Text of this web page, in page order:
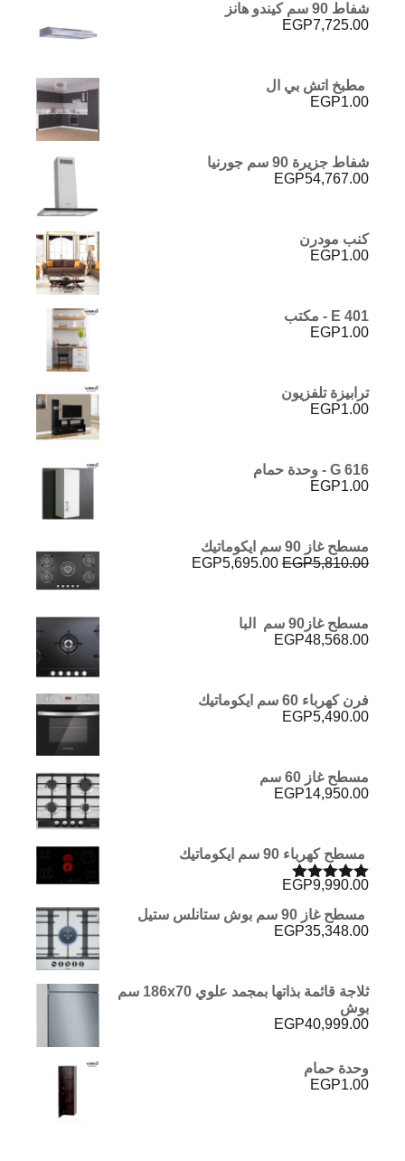
شفاط 90 سم كيندو هانز
EGP7,725.00
مطبخ اتش بي ال
EGP1.00
شفاط جزيرة 90 سم جورنيا
EGP54,767.00
كنب مودرن
EGP1.00
E 401 - مكتب
EGP1.00
ترابيزة تلفزيون
EGP1.00
G 616 - وحدة حمام
EGP1.00
مسطح غاز 90 سم ايكوماتيك
EGP5,810.00
السعر
EGP5,695.00
مسطح غاز90 سم البا
EGP48,568.00
فرن كهرباء 60 سم ايكوماتيك
EGP5,490.00
مسطح غاز 60 سم
EGP14,950.00
مسطح كهرباء 90 سم ايكوماتيك
تم التقييم
من 5
EGP9,990.00
مسطح غاز 90 سم بوش ستانلس ستيل
EGP35,348.00
ثلاجة قائمة بذاتها بمجمد علوي 186x70 سم
بوش
EGP40,999.00
وحدة حمام
EGP1.00